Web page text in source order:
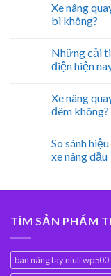
Xe nâng
bì không?
Những cải
điện hiện
Xe nâng
đêm không?
So sánh
xe nâng dầu
TÌM SẢN PHẨM
bàn nâng tay niuli wp500